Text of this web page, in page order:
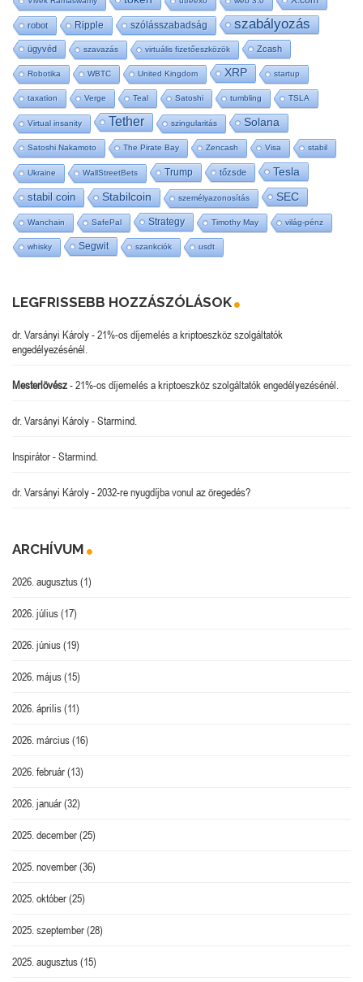
robot Ripple szólásszabadság szabályozás
ügyvéd szavazás virtuális fizetőeszközök Zcash
Robotika WBTC United Kingdom XRP startup
taxation Verge Teal Satoshi tumbling TSLA
Virtual insanity Tether szingularitás Solana
Satoshi Nakamoto The Pirate Bay Zencash Visa stabil
Ukraine WallStreetBets Trump tőzsde Tesla
stabil coin Stabilcoin személyazonosítás SEC
Wanchain SafePal Strategy Timothy May világ-pénz
whisky Segwit szankciók usdt
LEGFRISSEBB HOZZÁSZÓLÁSOK
dr. Varsányi Károly-21%-os díjemelés a kriptoeszköz szolgáltatók
engedélyezésénél.
Mesterlövész-21%-os díjemelés a kriptoeszköz szolgáltatók engedélyezésénél.
dr. Varsányi Károly-Starmind.
Inspirátor-Starmind.
dr. Varsányi Károly-2032-re nyugdíjba vonul az öregedés?
ARCHÍVUM
2026. augusztus(1)
2026. július(17)
2026. június(19)
2026. május(15)
2026. április(11)
2026. március(16)
2026. február(13)
2026. január(32)
2025. december(25)
2025. november(36)
2025. október(25)
2025. szeptember(28)
2025. augusztus(15)